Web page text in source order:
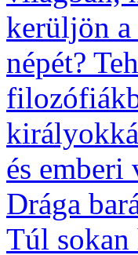
kerüljön a
népét?
és emberi
Drága
Túl sokan